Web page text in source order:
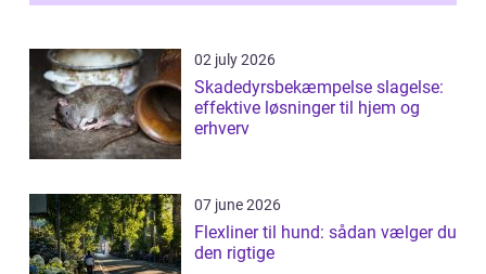
02 july 2026
Skadedyrsbekæmpelse slagelse:
effektive løsninger til hjem og
erhverv
07 june 2026
Flexliner til hund: sådan vælger du
den rigtige